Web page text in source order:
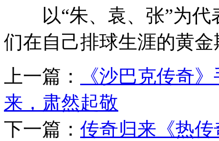
以“朱、袁、张”为代
们在自己排球生涯的黄
上一篇：
《沙巴克传奇
来，肃然起敬
下一篇： 传奇归来《热